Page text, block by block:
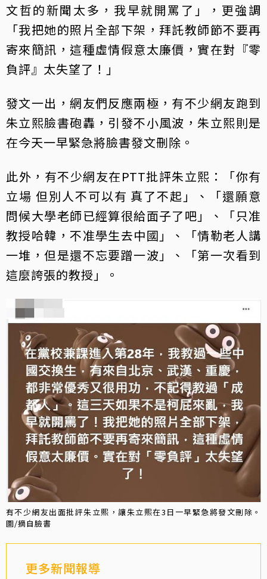
文哲的新聞太多，我早就開罵了」，更強調
「我把她的照片全部下架，拜託教師節不要再
寄來簡訊，這種虛情假意太廉價，實在對『零
負評』太失望了！」
發文一出，網友們反應兩極，有不少網友跑到
朱立熙臉書砲轟，引發不小風波，朱立熙則是
在今天一早緊急將臉書發文刪除。
此外，有不少網友在PTT批評朱立熙：「你有
立場 但別人不可以有 真了不起」、「還願意
問候大學老師已經算很給面子了吧」、「只准
教授哈韓，不准學生去中國」、「情勒老人講
一堆，但是還不忘要蹭一波」、「第一次看到
這麼誇張的教授」。
有不少網友出面批評朱立熙，讓朱立熙在3日一早緊急將發文刪除。
圖/摘自臉書
更多新聞報導